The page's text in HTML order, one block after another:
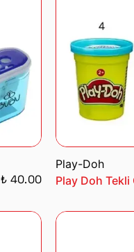
₺ 40.00
Play-Doh
Play Doh